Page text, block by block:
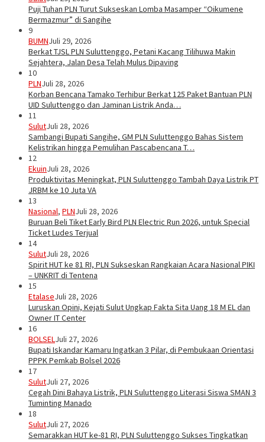
Puji Tuhan PLN Turut Sukseskan Lomba Masamper “Oikumene
Bermazmur” di Sangihe
9
BUMNJuli 29, 2026
Berkat TJSL PLN Suluttenggo, Petani Kacang Tilihuwa Makin
Sejahtera, Jalan Desa Telah Mulus Dipaving
10
PLNJuli 28, 2026
Korban Bencana Tamako Terhibur Berkat 125 Paket Bantuan PLN
UID Suluttenggo dan Jaminan Listrik Anda…
11
SulutJuli 28, 2026
Sambangi Bupati Sangihe, GM PLN Suluttenggo Bahas Sistem
Kelistrikan hingga Pemulihan Pascabencana T…
12
EkuinJuli 28, 2026
Produktivitas Meningkat, PLN Suluttenggo Tambah Daya Listrik PT
JRBM ke 10 Juta VA
13
Nasional, PLNJuli 28, 2026
Buruan Beli Tiket Early Bird PLN Electric Run 2026, untuk Special
Ticket Ludes Terjual
14
SulutJuli 28, 2026
Spirit HUT ke 81 RI, PLN Sukseskan Rangkaian Acara Nasional PIKI
– UNKRIT di Tentena
15
EtalaseJuli 28, 2026
Luruskan Opini, Kejati Sulut Ungkap Fakta Sita Uang 18 M EL dan
Owner IT Center
16
BOLSELJuli 27, 2026
Bupati Iskandar Kamaru Ingatkan 3 Pilar, di Pembukaan Orientasi
PPPK Pemkab Bolsel 2026
17
SulutJuli 27, 2026
Cegah Dini Bahaya Listrik, PLN Suluttenggo Literasi Siswa SMAN 3
Tuminting Manado
18
SulutJuli 27, 2026
Semarakkan HUT ke-81 RI, PLN Suluttenggo Sukses Tingkatkan